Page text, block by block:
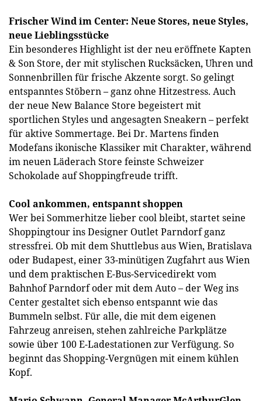
Frischer Wind im Center: Neue Stores, neue Styles,
neue Lieblingsstücke
Ein besonderes Highlight ist der neu eröffnete Kapten
& Son Store, der mit stylischen Rucksäcken, Uhren und
Sonnenbrillen für frische Akzente sorgt. So gelingt
entspanntes Stöbern – ganz ohne Hitzestress. Auch
der neue New Balance Store begeistert mit
sportlichen Styles und angesagten Sneakern – perfekt
für aktive Sommertage. Bei Dr. Martens finden
Modefans ikonische Klassiker mit Charakter, während
im neuen Läderach Store feinste Schweizer
Schokolade auf Shoppingfreude trifft.
Cool ankommen, entspannt shoppen
Wer bei Sommerhitze lieber cool bleibt, startet seine
Shoppingtour ins Designer Outlet Parndorf ganz
stressfrei. Ob mit dem Shuttlebus aus Wien, Bratislava
oder Budapest, einer 33-minütigen Zugfahrt aus Wien
und dem praktischen E-Bus-Servicedirekt vom
Bahnhof Parndorf oder mit dem Auto – der Weg ins
Center gestaltet sich ebenso entspannt wie das
Bummeln selbst. Für alle, die mit dem eigenen
Fahrzeug anreisen, stehen zahlreiche Parkplätze
sowie über 100 E-Ladestationen zur Verfügung. So
beginnt das Shopping-Vergnügen mit einem kühlen
Kopf.